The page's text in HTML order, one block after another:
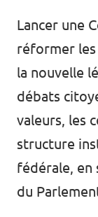
🇵🇹 Volt
🇳🇱 Volt
🇦🇹 Volt
🇬🇧 Volt UK
... et bien
Agenda
Devenir
Faire un don
Lancer une
réformer
la nouvelle
débats
valeurs, les
structure
fédérale, en
du